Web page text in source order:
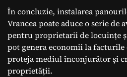
În concluzie, instalarea
Vrancea poate aduce o serie de
pentru proprietarii de locuințe
pot genera economii la facturile
proteja mediul înconjurător și
proprietății.